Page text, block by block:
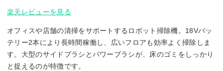
楽天レビューを見る
オフィスや店舗の清掃をサポートするロボット掃除機。18Vバッ
テリー2本により長時間稼働し、広いフロアも効率よく掃除しま
す。大型のサイドブラシとパワーブラシが、床のゴミをしっかり
と捉えるのが特徴です。